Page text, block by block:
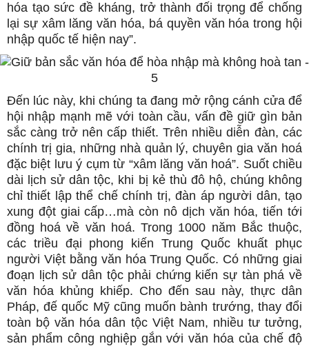
hóa tạo sức đề kháng, trở thành đối trọng để chống
lại sự xâm lăng văn hóa, bá quyền văn hóa trong hội
nhập quốc tế hiện nay”.
Đến lúc này, khi chúng ta đang mở rộng cánh cửa để
hội nhập mạnh mẽ với toàn cầu, vấn đề giữ gìn bản
sắc càng trở nên cấp thiết. Trên nhiều diễn đàn, các
chính trị gia, những nhà quản lý, chuyên gia văn hoá
đặc biệt lưu ý cụm từ “xâm lăng văn hoá”. Suốt chiều
dài lịch sử dân tộc, khi bị kẻ thù đô hộ, chúng không
chỉ thiết lập thể chế chính trị, đàn áp người dân, tạo
xung đột giai cấp…mà còn nô dịch văn hóa, tiến tới
đồng hoá về văn hoá. Trong 1000 năm Bắc thuộc,
các triều đại phong kiến Trung Quốc khuất phục
người Việt bằng văn hóa Trung Quốc. Có những giai
đoạn lịch sử dân tộc phải chứng kiến sự tàn phá về
văn hóa khủng khiếp. Cho đến sau này, thực dân
Pháp, đế quốc Mỹ cũng muốn bành trướng, thay đổi
toàn bộ văn hóa dân tộc Việt Nam, nhiều tư tưởng,
sản phẩm công nghiệp gắn với văn hóa của chế độ